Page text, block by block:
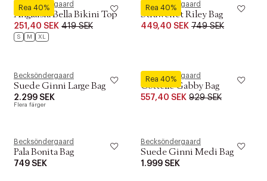
Rea 40%
Becksöndergaard
Anglaisia Bella Bikini Top
251,40 SEK 419 SEK
S M XL
Rea 40%
Becksöndergaard
Strawchet Riley Bag
449,40 SEK 749 SEK
Becksöndergaard
Suede Ginni Large Bag
2.299 SEK
Flera färger
Rea 40%
Becksöndergaard
Cottelle Gabby Bag
557,40 SEK 929 SEK
Becksöndergaard
Pala Bonita Bag
749 SEK
Becksöndergaard
Suede Ginni Medi Bag
1.999 SEK